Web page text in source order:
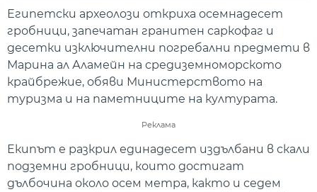
Египетски археолози откриха осемнадесет
гробници, запечатан гранитен саркофаг и
десетки изключителни погребални предмети в
Марина ал Аламейн на средиземноморското
крайбрежие, обяви Министерството на
туризма и на паметниците на културата.
Реклама
Екипът е разкрил единадесет издълбани в скали
подземни гробници, които достигат
дълбочина около осем метра, както и седем